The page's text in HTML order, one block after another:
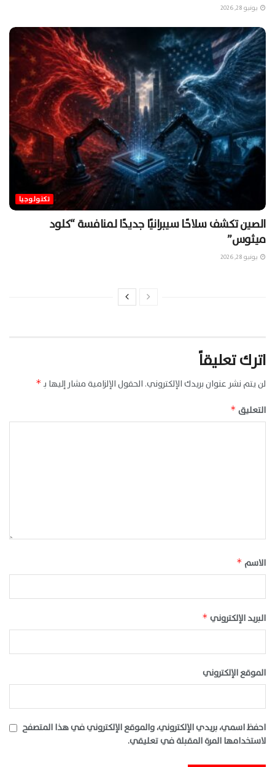
يونيو 28, 2026
تكنولوجيا
الصين تكشف سلاحًا سيبرانيًا جديدًا لمنافسة “كلود
ميثوس”
يونيو 28, 2026
اترك تعليقاً
لن يتم نشر عنوان بريدك الإلكتروني. الحقول الإلزامية مشار إليها بـ*
التعليق *
الاسم *
البريد الإلكتروني *
الموقع الإلكتروني
احفظ اسمي، بريدي الإلكتروني، والموقع الإلكتروني في هذا المتصفح
لاستخدامها المرة المقبلة في تعليقي.